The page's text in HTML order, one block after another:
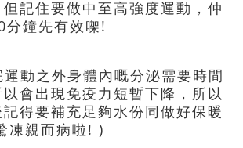
記住要做中至高強度運動，仲
分鐘先有效㗎 !
運動之外身體內嘅分泌需要時間
會出現免疫力短暫下降，所以
得要補充足夠水份同做好保暖
凍親而病啦 ! )